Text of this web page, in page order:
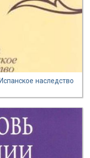
наследство